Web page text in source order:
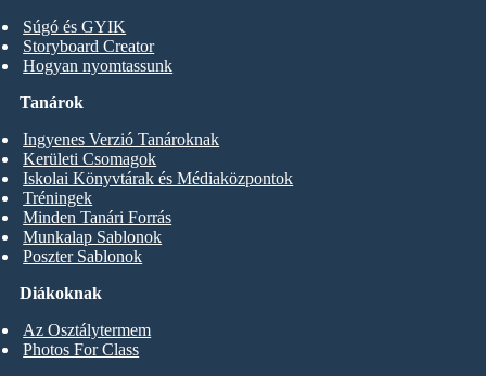
Súgó és GYIK
Storyboard Creator
Hogyan nyomtassunk
Diákoknak
Az Osztálytermem
Photos For Class
Tanárok
Ingyenes Verzió Tanároknak
Kerületi Csomagok
Iskolai Könyvtárak és Médiaközpontok
Tréningek
Minden Tanári Forrás
Munkalap Sablonok
Poszter Sablonok